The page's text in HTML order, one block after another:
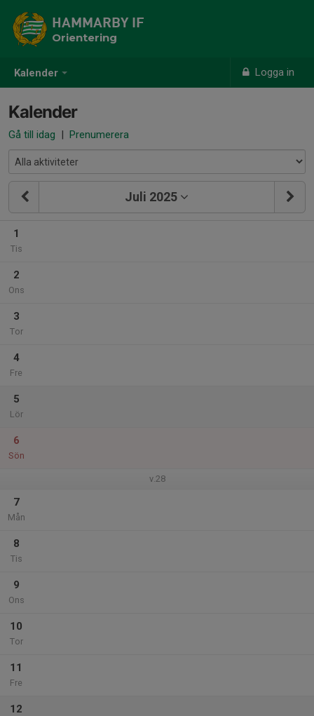
Kalender Logga in
HAMMARBY IF
Orientering
Kalender
Gå till idag | Prenumerera
Juli 2025
1
Tis
2
Ons
3
Tor
4
Fre
5
Lör
6
Sön
v.28
7
Mån
8
Tis
9
Ons
10
Tor
11
Fre
12